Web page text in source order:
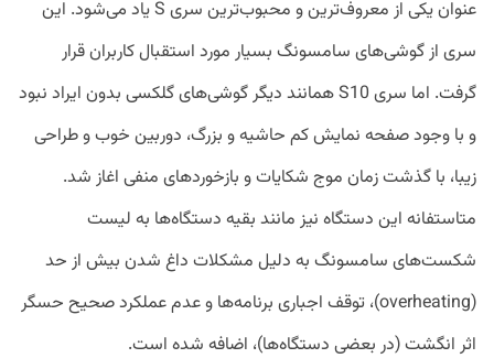
عنوان یکی از معروف‌ترین و محبوب‌ترین سری S یاد می‌شود. این
سری از گوشی‌های سامسونگ بسیار مورد استقبال کاربران قرار
گرفت. اما سری S10 همانند دیگر گوشی‌های گلکسی بدون ایراد نبود
و با وجود صفحه نمایش کم حاشیه و بزرگ، دوربین خوب و طراحی
زیبا، با گذشت زمان موج شکایات و بازخورد‌های منفی اغاز شد.
متاستفانه این دستگاه نیز مانند بقیه دستگاه‌ها به لیست
شکست‌های سامسونگ به دلیل مشکلات داغ شدن بیش از حد
(overheating)، توقف اجباری برنامه‌ها و عدم عملکرد صحیح حسگر
اثر انگشت (در بعضی دستگاه‌ها)، اضافه شده است.